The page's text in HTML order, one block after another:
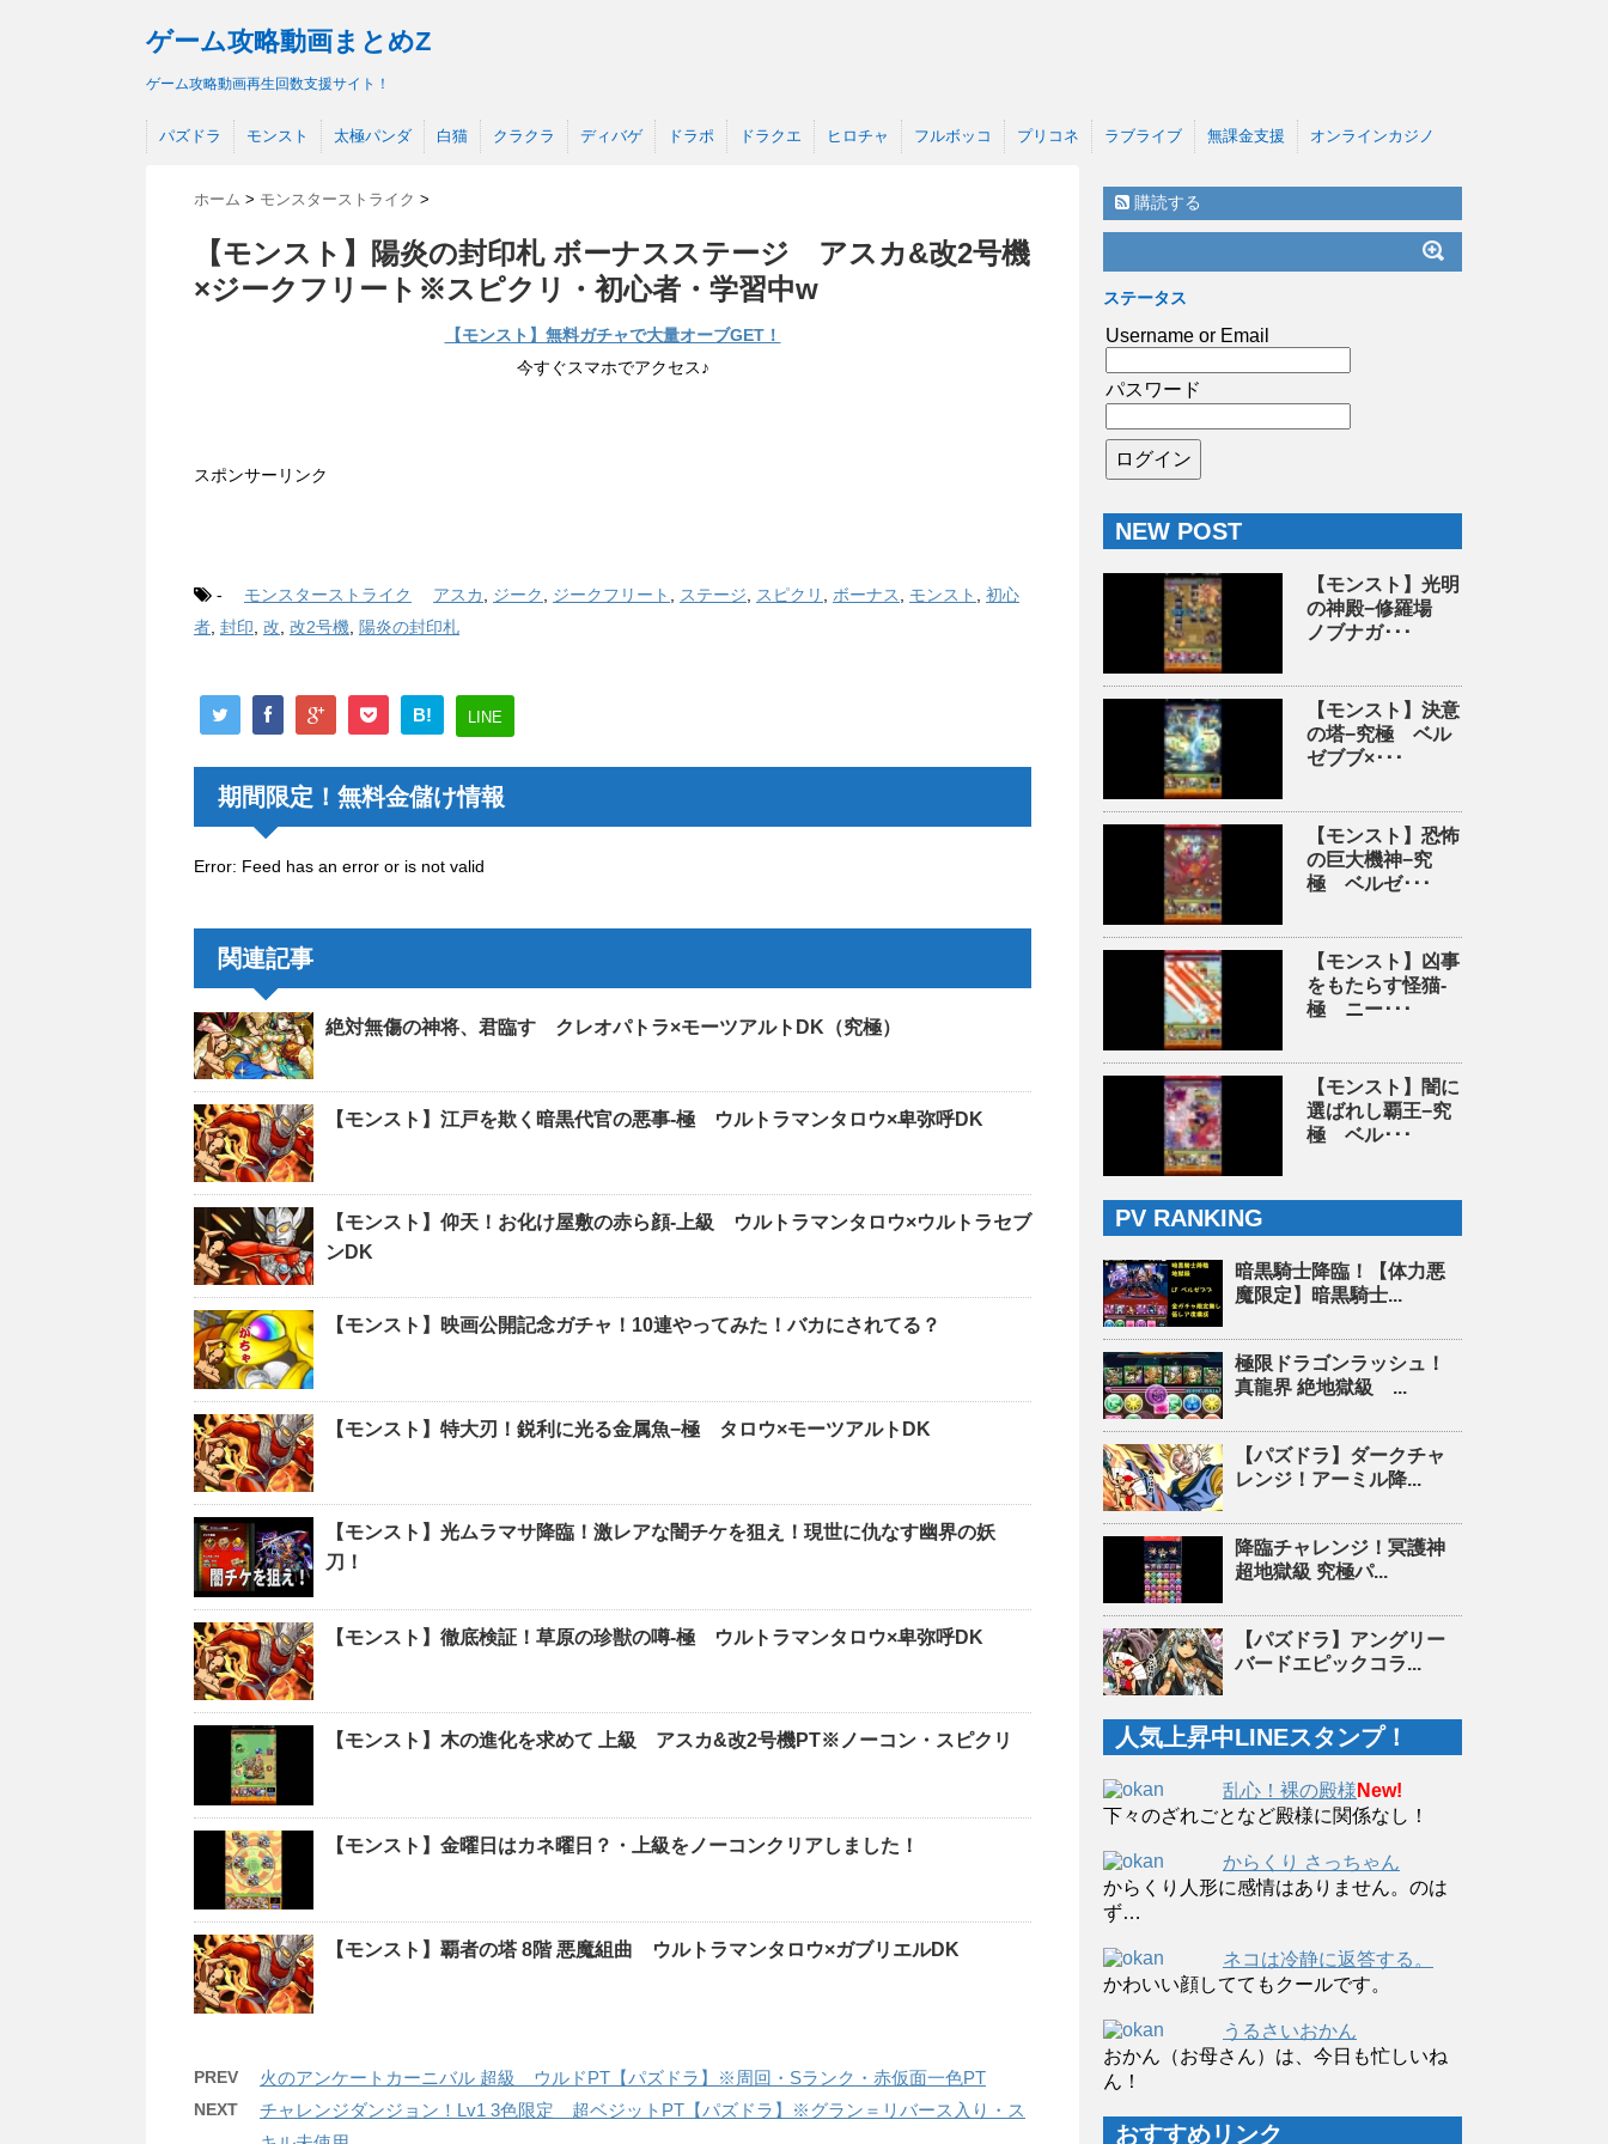
ゲーム攻略動画まとめZ
ゲーム攻略動画再生回数支援サイト！
パズドラ モンスト 太極パンダ 白猫 クラクラ ディバゲ ドラポ ドラクエ ヒロチャ フルボッコ プリコネ ラブライブ 無課金支援 オンラインカジノ
ホーム > モンスターストライク >
【モンスト】陽炎の封印札 ボーナスステージ アスカ&改2号機
×ジークフリート※スピクリ・初心者・学習中w
【モンスト】無料ガチャで大量オーブGET！
今すぐスマホでアクセス♪
スポンサーリンク
- モンスターストライク アスカ ジーク ジークフリート ステージ スピクリ ボーナス モンスト
初心
者 封印 改 改2号機 陽炎の封印札
B! LINE
期間限定！無料金儲け情報
Error: Feed has an error or is not valid
関連記事
絶対無傷の神将、君臨す クレオパトラ×モーツアルトDK（究極）
【モンスト】江戸を欺く暗黒代官の悪事-極 ウルトラマンタロウ×卑弥呼DK
【モンスト】仰天！お化け屋敷の赤ら顔-上級 ウルトラマンタロウ×ウルトラセブ
ンDK
【モンスト】映画公開記念ガチャ！10連やってみた！バカにされてる？
【モンスト】特大刃！鋭利に光る金属魚−極 タロウ×モーツアルトDK
【モンスト】光ムラマサ降臨！激レアな闇チケを狙え！現世に仇なす幽界の妖
刀！
【モンスト】徹底検証！草原の珍獣の噂-極 ウルトラマンタロウ×卑弥呼DK
【モンスト】木の進化を求めて 上級 アスカ&改2号機PT※ノーコン・スピクリ
【モンスト】金曜日はカネ曜日？・上級をノーコンクリアしました！
【モンスト】覇者の塔 8階 悪魔組曲 ウルトラマンタロウ×ガブリエルDK
PREV 火のアンケートカーニバル 超級 ウルドPT【パズドラ】※周回・Sランク・赤仮面一色PT
NEXT
チャレンジダンジョン！Lv1 3色限定 超ベジットPT【パズドラ】※グラン＝リバース入り・ス
購読する
ステータス
Username or Email
パスワード
NEW POST
【モンスト】光明
の神殿−修羅場
ノブナガ･･･
【モンスト】決意
の塔−究極 ベル
ゼブブ×･･･
【モンスト】恐怖
の巨大機神−究
極 ベルゼ･･･
【モンスト】凶事
をもたらす怪猫-
極 ニー･･･
【モンスト】闇に
選ばれし覇王−究
極 ベル･･･
PV RANKING
暗黒騎士降臨！【体力悪
魔限定】暗黒騎士...
極限ドラゴンラッシュ！
真龍界 絶地獄級 ...
【パズドラ】ダークチャ
レンジ！アーミル降...
降臨チャレンジ！冥護神
超地獄級 究極パ...
【パズドラ】アングリー
バードエピックコラ...
人気上昇中LINEスタンプ！
乱心！裸の殿様 New!
下々のざれごとなど殿様に関係なし！
からくり さっちゃん
からくり人形に感情はありません。のは
ず…
ネコは冷静に返答する。
かわいい顔しててもクールです。
うるさいおかん
おかん（お母さん）は、今日も忙しいね
ん！
おすすめリンク